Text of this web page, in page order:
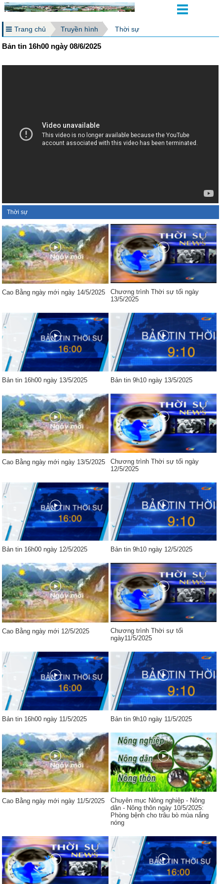
Trang chủ Truyền hình Thời sự
Bản tin 16h00 ngày 08/6/2025
Thời sự
Cao Bằng ngày mới ngày 14/5/2025
Chương trình Thời sự tối ngày
13/5/2025
Bản tin 16h00 ngày 13/5/2025 Bản tin 9h10 ngày 13/5/2025
Cao Bằng ngày mới ngày 13/5/2025
Chương trình Thời sự tối ngày
12/5/2025
Bản tin 16h00 ngày 12/5/2025 Bản tin 9h10 ngày 12/5/2025
Cao Bằng ngày mới 12/5/2025
Chương trình Thời sự tối
ngày11/5/2025
Bản tin 16h00 ngày 11/5/2025 Bản tin 9h10 ngày 11/5/2025
Cao Bằng ngày mới ngày 11/5/2025
Chuyên mục Nông nghiệp - Nông
dân - Nông thôn ngày 10/5/2025:
Phòng bệnh cho trâu bò mùa nắng
nóng